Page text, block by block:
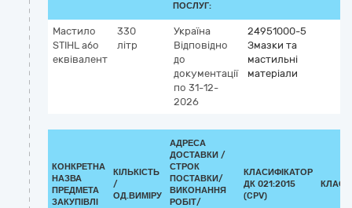
ПОСЛУГ:
Мастило
STIHL або
еквівалент
330
літр
Україна
Відповідно
до
документації
по 31-12-
2026
24951000-5
Змазки та
мастильні
матеріали
КОНКРЕТНА
НАЗВА
ПРЕДМЕТА
ЗАКУПІВЛІ
КІЛЬКІСТЬ
/
ОД.ВИМІРУ
АДРЕСА
ДОСТАВКИ /
СТРОК
ПОСТАВКИ/
ВИКОНАННЯ
РОБІТ/
КЛАСИФІКАТОР
ДК 021:2015
(CPV)